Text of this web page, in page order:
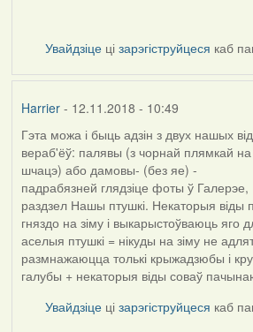
Увайдзіце цізарэгіструйцеся каб
Harrier- 12.11.2018 - 10:49
Гэта можа і быць адзін з двух нашых
вераб'ёў: палявы (з чорнай плямкай на
шчацэ) або дамовы- (без яе) -
падрабязней глядзіце фоты ў Галерэе,
раздзел Нашы птушкі. Некаторыя віды
гняздо на зіму і выкарыстоўваюць яго
аселыя птушкі = нікуды на зіму не
размнажаюцца толькі крыжадзюбы і
галубы + некаторыя віды соваў
Увайдзіце цізарэгіструйцеся каб